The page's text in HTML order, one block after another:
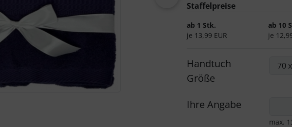
Staffelpreise
ab 1 Stk.
je 13,99 EUR
ab 10
je
Handtuch
Größe
Ihre Angabe
max.